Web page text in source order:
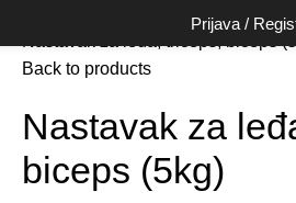
Prijava /
Nastavci
Back to products
Nastavak za
biceps (5kg)